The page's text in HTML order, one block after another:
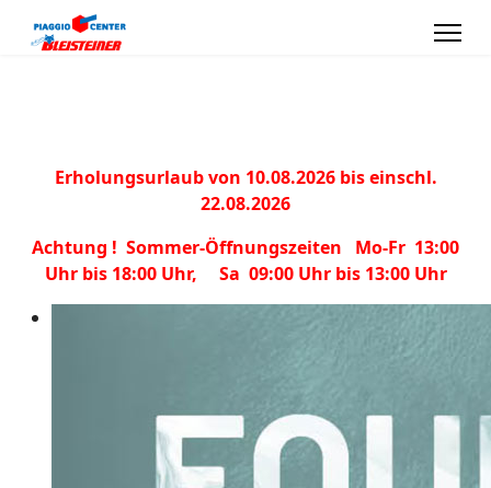
Erholungsurlaub von 10.08.2026 bis einschl.
22.08.2026
Achtung ! Sommer-Öffnungszeiten Mo-Fr 13:00
Uhr bis 18:00 Uhr, Sa 09:00 Uhr bis 13:00 Uhr